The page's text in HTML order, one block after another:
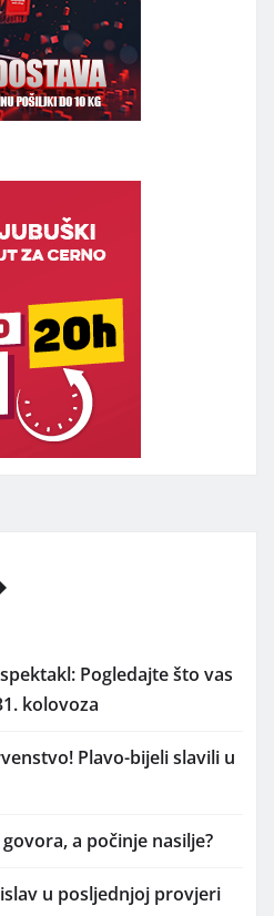
Pogledajte što vas
kolovoza
Plavo-bijeli slavili u
a počinje nasilje?
u posljednjoj provjeri